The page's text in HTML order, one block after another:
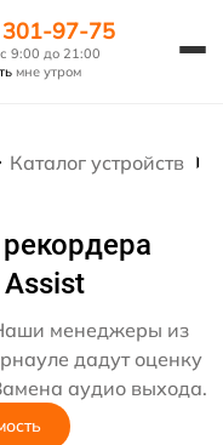
97-75
9:00 до 21:00
мне утром
Каталог устройств
менеджеры из
дадут оценку
аудио выхода.